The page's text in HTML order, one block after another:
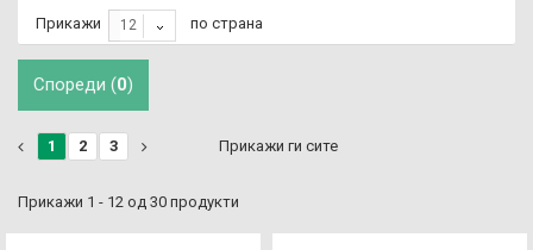
Прикажи 12 по страна
Спореди (0)
Прикажи ги сите
1 2 3
Прикажи 1 - 12 од 30 продукти